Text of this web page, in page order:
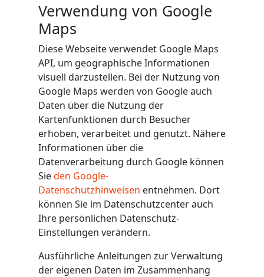
Verwendung von Google
Maps
Diese Webseite verwendet Google Maps
API, um geographische Informationen
visuell darzustellen. Bei der Nutzung von
Google Maps werden von Google auch
Daten über die Nutzung der
Kartenfunktionen durch Besucher
erhoben, verarbeitet und genutzt. Nähere
Informationen über die
Datenverarbeitung durch Google können
Sieden Google-
Datenschutzhinweisen entnehmen. Dort
können Sie im Datenschutzcenter auch
Ihre persönlichen Datenschutz-
Einstellungen verändern.
Ausführliche Anleitungen zur Verwaltung
der eigenen Daten im Zusammenhang